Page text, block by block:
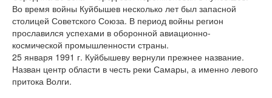
Во время войны Куйбышев несколько лет был запасной
столицей Советского Союза. В период войны регион
прославился успехами в оборонной авиационно-
космической промышленности страны.
25 января 1991 г. Куйбышеву вернули прежнее название.
Назван центр области в честь реки Самары, а именно левого
притока Волги.